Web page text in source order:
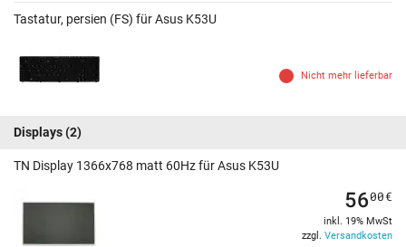
Tastatur, persien (FS) für Asus K53U
Nicht mehr lieferbar
Displays(2)
TN Display 1366x768 matt 60Hz für Asus K53U
5600€
inkl. 19% MwSt
zzgl. Versandkosten